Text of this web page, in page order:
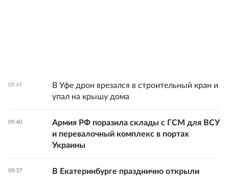
09:41
В Уфе дрон врезался в строительный кран и
упал на крышу дома
09:40
Армия РФ поразила склады с ГСМ для ВСУ
и перевалочный комплекс в портах
Украины
09:37
В Екатеринбурге празднично открыли